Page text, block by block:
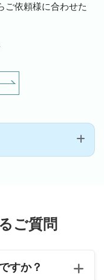
ご依頼様に合わせた
ご質問
すか？